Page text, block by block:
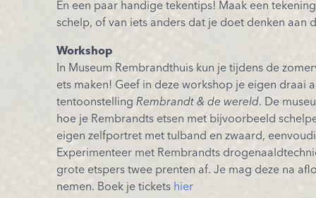
En een paar handige tekentips! Maak een
schelp, of van iets anders dat je doet denken aan
Workshop
In Museum Rembrandthuis kun je tijdens de
ets maken! Geef in deze workshop je eigen draai
tentoonstelling Rembrandt & de wereld. De
hoe je Rembrandts etsen met bijvoorbeeld
eigen zelfportret met tulband en zwaard,
Experimenteer met Rembrandts
grote etspers twee prenten af. Je mag deze na
nemen. Boek je tickets hier